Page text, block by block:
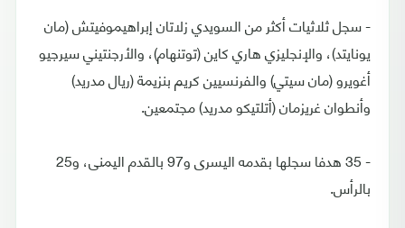
- سجل ثلاثيات أكثر من السويدي زلاتان إبراهيموفيتش (مان
يونايتد)، والإنجليزي هاري كاين (توتنهام)، والأرجنتيني سيرجيو
أغويرو (مان سيتي) والفرنسيين كريم بنزيمة (ريال مدريد)
وأنطوان غريزمان (أتلتيكو مدريد) مجتمعين.
- 35 هدفا سجلها بقدمه اليسرى و97 بالقدم اليمنى، و25
بالرأس.